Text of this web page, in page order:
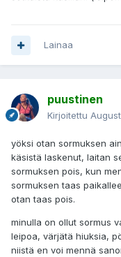
Lainaa
puustinen
Kirjoitettu
yöksi otan sormuksen
käsistä laskenut, laitan
sormuksen pois, kun
sormuksen taas
otan taas pois.
minulla on ollut sormus
leipoa, värjätä hiuksia,
niistä en voi mennä